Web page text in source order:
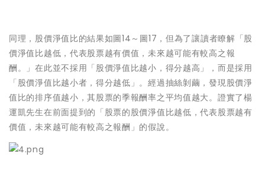
同理，股價淨值比的結果如圖14～圖17，但為了讓讀者瞭解「股
價淨值比越低，代表股票越有價值，未來越可能有較高之報
酬。」在此並不採用「股價淨值比越小，得分越高」，而是採用
「股價淨值比越小者，得分越低」。經過抽絲剝繭，發現股價淨
值比的排序值越小，其股票的季報酬率之平均值越大。證實了楊
運凱先生在前面提到的「股票的股價淨值比越低，代表股票越有
價值，未來越可能有較高之報酬」的假說。